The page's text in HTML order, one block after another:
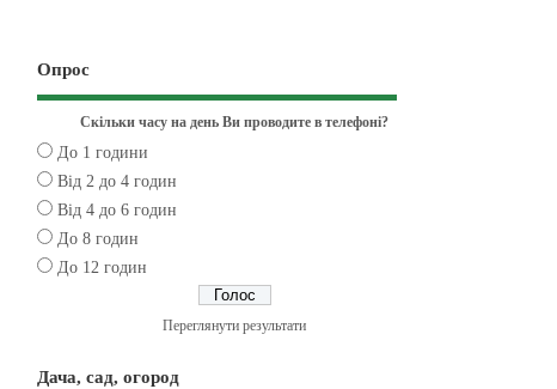
Опрос
Скільки часу на день Ви проводите в телефоні?
До 1 години
Від 2 до 4 годин
Від 4 до 6 годин
До 8 годин
До 12 годин
Переглянути результати
Дача, сад, огород